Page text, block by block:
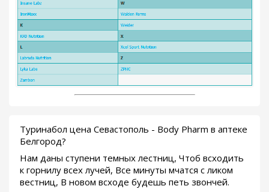
Туринабол цена Севастополь - Body Pharm в аптеке
Белгород?
Нам даны ступени темных лестниц, Чтоб всходить
к горнилу всех лучей, Все минуты мчатся с ликом
вестниц, В новом всходе будешь петь звончей.